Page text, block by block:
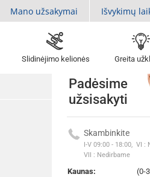
Mano užsakymai Išvykimų
Slidinėjimo kelionės Greita
Padėsime
užsisakyti
Skambinkite
I-V 09:00 - 18:00, VI :
VII : Nedirbame
Kaunas:
(0-